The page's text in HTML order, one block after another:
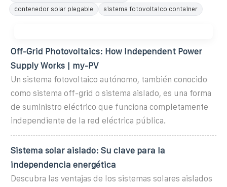
contenedor solar plegable
sistema fotovoltaico container
Off-Grid Photovoltaics: How Independent Power
Supply Works | my-PV
Un sistema fotovoltaico autónomo, también conocido
como sistema off-grid o sistema aislado, es una forma
de suministro eléctrico que funciona completamente
independiente de la red eléctrica pública.
Sistema solar aislado: Su clave para la
independencia energética
Descubra las ventajas de los sistemas solares aislados